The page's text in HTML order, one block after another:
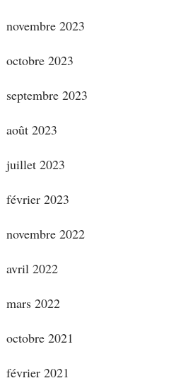
novembre 2023
octobre 2023
septembre 2023
août 2023
juillet 2023
février 2023
novembre 2022
avril 2022
mars 2022
octobre 2021
février 2021